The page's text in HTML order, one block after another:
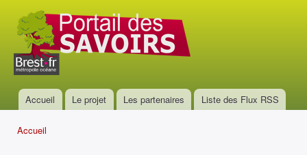
Portail
des
savoirs
Menu principal
Accueil Le projet Les partenaires Liste des Flux RSS
Accueil